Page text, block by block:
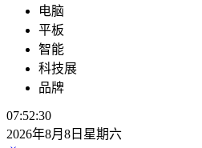
电脑
平板
智能
科技展
品牌
07:52:30
2026年8月8日星期六